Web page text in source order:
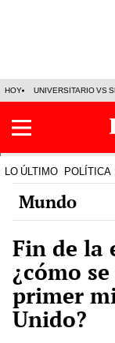
HOY UNIVERSITARIO VS
LO ÚLTIMO POLÍTICA
Mundo
Fin de la
¿cómo
primer
Unido?